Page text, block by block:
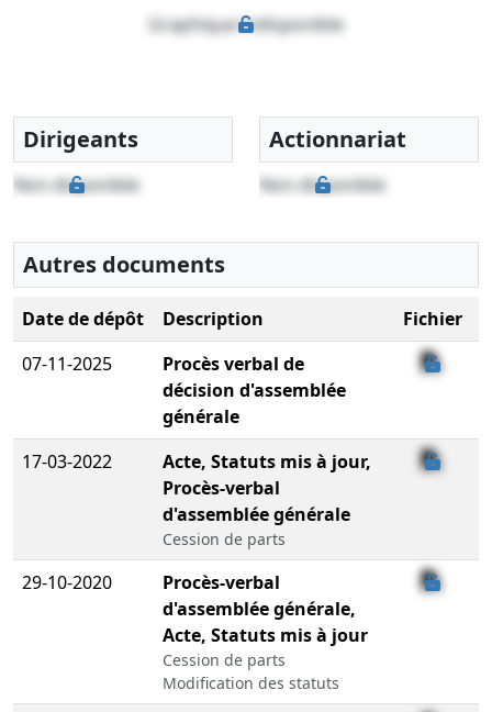
Graphique indisponible
Dirigeants
Non disponible
Actionnariat
Non disponible
Autres documents
Date de dépôt Description
Fichier
07-11-2025
Procès verbal de
décision d'assemblée
générale
17-03-2022
Acte, Statuts mis à jour,
Procès-verbal
d'assemblée générale
Cession de parts
29-10-2020
Procès-verbal
d'assemblée générale,
Acte, Statuts mis à jour
Cession de parts
Modification des statuts